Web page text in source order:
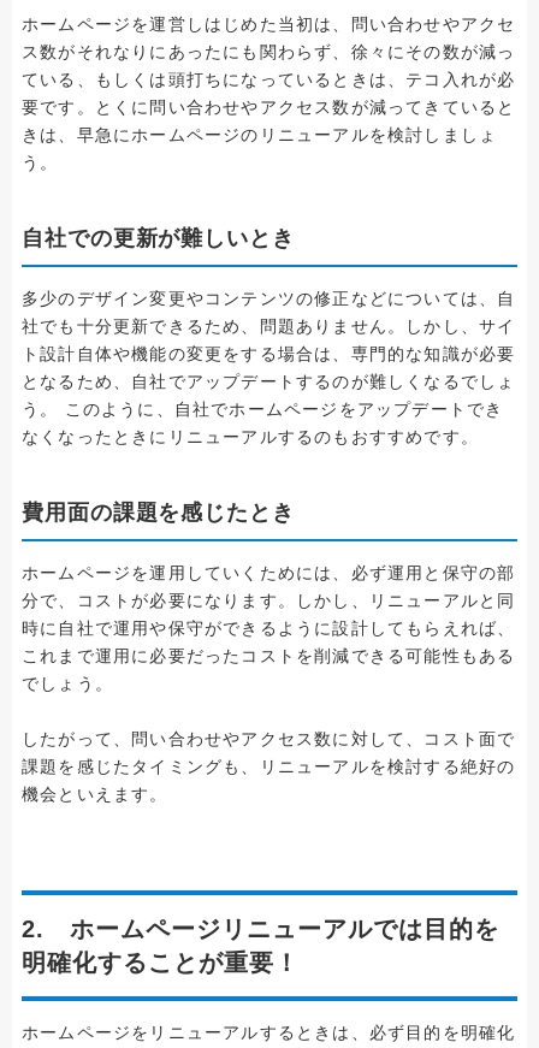
ホームページを運営しはじめた当初は、問い合わせやアクセ
ス数がそれなりにあったにも関わらず、徐々にその数が減っ
ている、もしくは頭打ちになっているときは、テコ入れが必
要です。とくに問い合わせやアクセス数が減ってきていると
きは、早急にホームページのリニューアルを検討しましょ
う。
自社での更新が難しいとき
多少のデザイン変更やコンテンツの修正などについては、自
社でも十分更新できるため、問題ありません。しかし、サイ
ト設計自体や機能の変更をする場合は、専門的な知識が必要
となるため、自社でアップデートするのが難しくなるでしょ
う。 このように、自社でホームページをアップデートでき
なくなったときにリニューアルするのもおすすめです。
費用面の課題を感じたとき
ホームページを運用していくためには、必ず運用と保守の部
分で、コストが必要になります。しかし、リニューアルと同
時に自社で運用や保守ができるように設計してもらえれば、
これまで運用に必要だったコストを削減できる可能性もある
でしょう。
したがって、問い合わせやアクセス数に対して、コスト面で
課題を感じたタイミングも、リニューアルを検討する絶好の
機会といえます。
2. ホームページリニューアルでは目的を
明確化することが重要！
ホームページをリニューアルするときは、必ず目的を明確化